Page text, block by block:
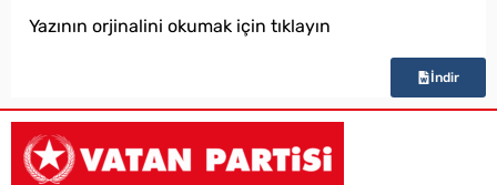
Yazının orjinalini okumak için tıklayın
İndir